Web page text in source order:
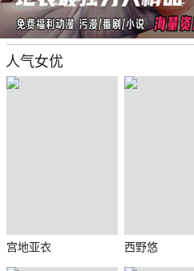
人气女优
宫地亚衣 西野悠